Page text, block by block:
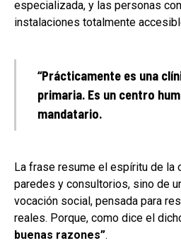
especializada, y las personas
instalaciones totalmente
“Prácticamente es una
primaria. Es un centro
mandatario.
La frase resume el espíritu de la
paredes y consultorios, sino de
vocación social, pensada para
reales. Porque, como dice el
buenas razones”.